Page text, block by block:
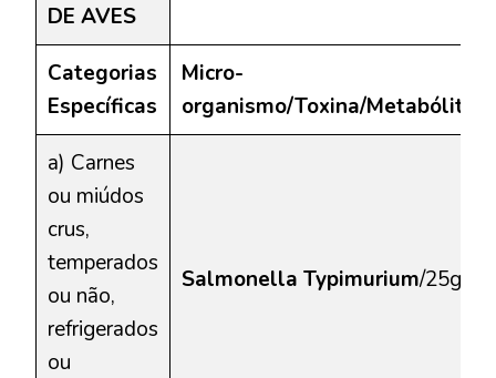
DE AVES
Categorias
Específicas
Micro-
organismo/Toxina/Metabólito
a) Carnes
ou miúdos
crus,
temperados
ou não,
refrigerados
ou
Salmonella Typimurium/25g